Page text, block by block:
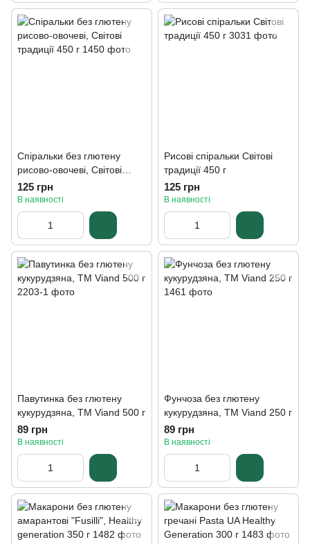
Спіральки без глютену
рисово-овочеві, Світові
традиції 450 г
125 грн
В наявності
Рисові спіральки Світові
традиції 450 г
125 грн
В наявності
Павутинка без глютену
кукурудзяна, ТМ Viand 500 г
89 грн
В наявності
Фунчоза без глютену
кукурудзяна, ТМ Viand 250 г
89 грн
В наявності